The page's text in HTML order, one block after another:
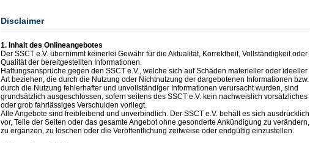
Disclaimer
1. Inhalt des Onlineangebotes
Der SSCT e.V. übernimmt keinerlei Gewähr für die Aktualität, Korrektheit, Vollständigkeit oder
Qualität der bereitgestellten Informationen.
Haftungsansprüche gegen den SSCT e.V., welche sich auf Schäden materieller oder ideeller
Art beziehen, die durch die Nutzung oder Nichtnutzung der dargebotenen Informationen bzw.
durch die Nutzung fehlerhafter und unvollständiger Informationen verursacht wurden, sind
grundsätzlich ausgeschlossen, sofern seitens des SSCT e.V. kein nachweislich vorsätzliches
oder grob fahrlässiges Verschulden vorliegt.
Alle Angebote sind freibleibend und unverbindlich. Der SSCT e.V. behält es sich ausdrücklich
vor, Teile der Seiten oder das gesamte Angebot ohne gesonderte Ankündigung zu verändern,
zu ergänzen, zu löschen oder die Veröffentlichung zeitweise oder endgültig einzustellen.